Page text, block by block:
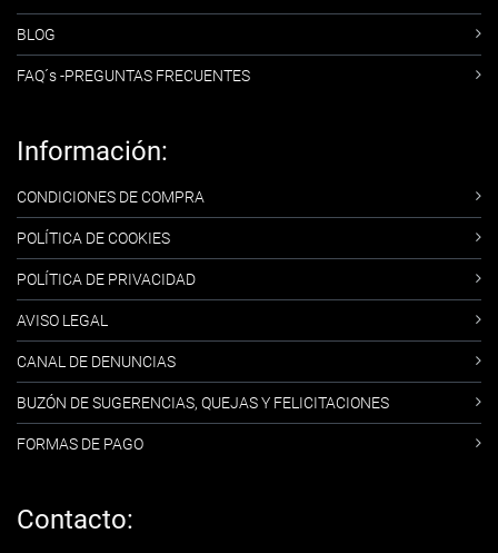
BLOG
FAQ´s -PREGUNTAS FRECUENTES
Información:
CONDICIONES DE COMPRA
POLÍTICA DE COOKIES
POLÍTICA DE PRIVACIDAD
AVISO LEGAL
CANAL DE DENUNCIAS
BUZÓN DE SUGERENCIAS, QUEJAS Y FELICITACIONES
FORMAS DE PAGO
Contacto: